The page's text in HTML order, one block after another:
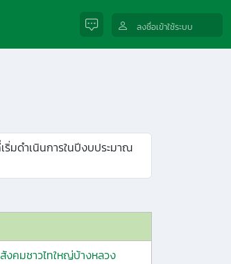
ลงชื่อเข้าใช้ระบบ
ริ่มดำเนินการในปีงบประมาณ
คมชาวไทใหญ่บ้างหลวง